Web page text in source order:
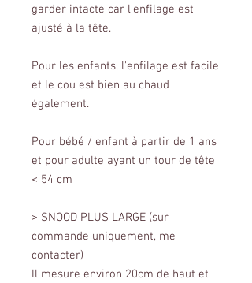
garder intacte car l'enfilage est
ajusté à la tête.
Pour les enfants, l'enfilage est facile
et le cou est bien au chaud
également.
Pour bébé / enfant à partir de 1 ans
et pour adulte ayant un tour de tête
< 54 cm
> SNOOD PLUS LARGE (sur
commande uniquement, me
contacter)
Il mesure environ 20cm de haut et